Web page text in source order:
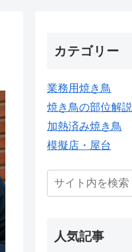
カテゴリー
業務用焼き鳥
焼き鳥の部位解説
加熱済み焼き鳥
模擬店・屋台
人気記事